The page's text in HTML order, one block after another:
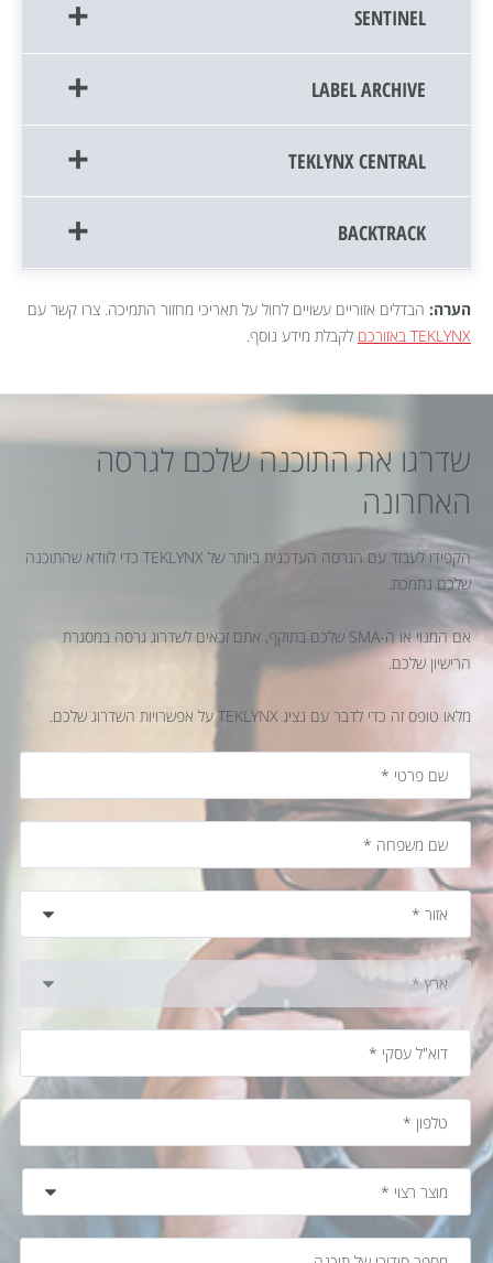
SENTINEL
LABEL ARCHIVE
TEKLYNX CENTRAL
BACKTRACK
הערה: הבדלים אזוריים עשויים לחול על תאריכי מחזור התמיכה. צרו קשר עם
TEKLYNX באזורכם
לקבלת מידע נוסף.
שדרגו את התוכנה שלכם לגרסה
האחרונה
הקפידו לעבוד עם הגרסה העדכנית ביותר של TEKLYNX כדי לוודא שהתוכנה
שלכם נתמכת.
אם המנוי או ה-SMA שלכם בתוקף, אתם זכאים לשדרוג גרסה במסגרת
הרישיון שלכם.
מלאו טופס זה כדי לדבר עם נציג TEKLYNX על אפשרויות השדרוג שלכם.